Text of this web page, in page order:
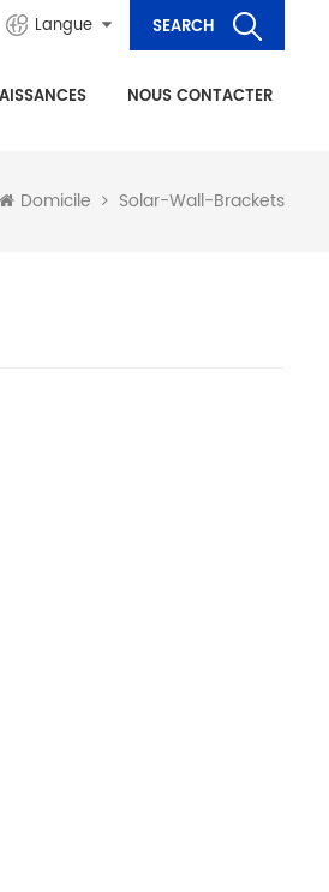
Langue
NOUS CONTACTER
Domicile Solar-Wall-Brackets